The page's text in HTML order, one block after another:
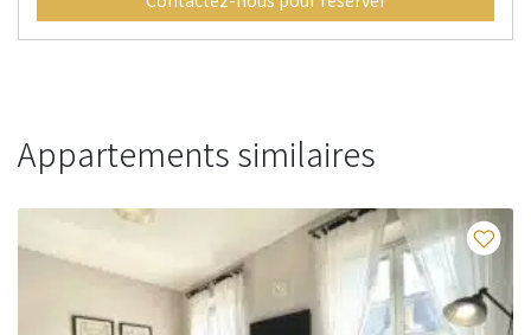
Appartements similaires